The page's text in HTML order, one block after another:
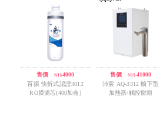
售價/ NT$4000
百振 快拆式認證3012
RO膜濾芯(400加侖)
售價 /NT$41000
沛宸 AQ-3312 櫥下型
加熱器/觸控龍頭